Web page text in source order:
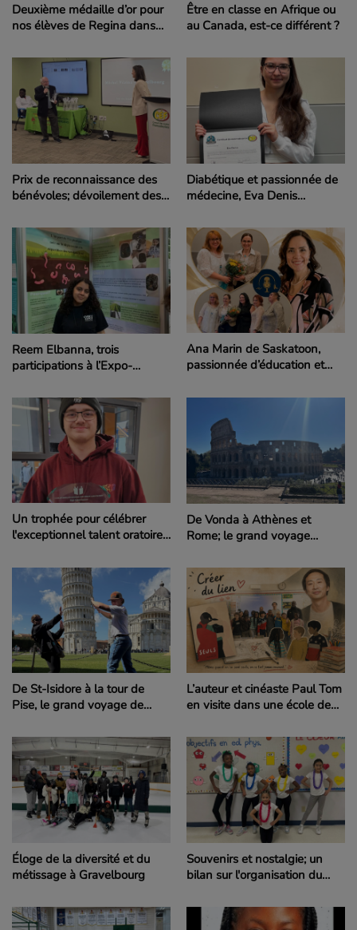
Deuxième médaille d’or pour
nos élèves de Regina dans
Être en classe en Afrique ou
au Canada, est-ce différent ?
Prix de reconnaissance des
bénévoles; dévoilement des
Diabétique et passionnée de
médecine, Eva Denis
pancanadienne pour
redonner de l’espoir
Reem Elbanna, trois
participations à l’Expo-
une volonté de changer la vie
des femmes
Ana Marin de Saskatoon,
passionnée d’éducation et
LeBlanc
Un trophée pour célébrer
l'exceptionnel talent oratoire
De Vonda à Athènes et
Rome; le grand voyage
De St-Isidore à la tour de
Pise, le grand voyage de
L’auteur et cinéaste Paul Tom
en visite dans une école de
célébrer la diversité
Éloge de la diversité et du
métissage à Gravelbourg
Souvenirs et nostalgie; un
bilan sur l'organisation du
Moose Jaw